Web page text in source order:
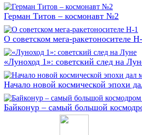
Герман Титов – космонавт №2
О советском мега-ракетоносителе
«Луноход 1»: советский след на
Начало новой космической эпохи
Байконур – самый большой